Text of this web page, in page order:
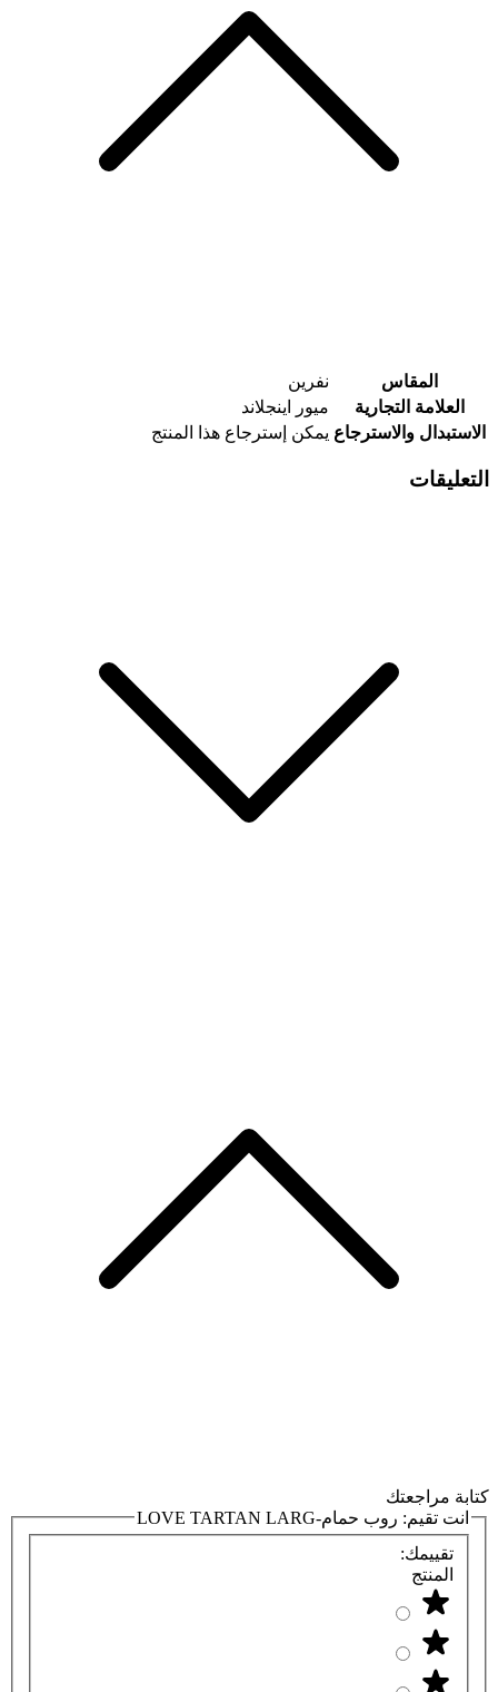
المقاس
نفرين
العلامة التجارية
ميور اينجلاند
الاستبدال والاسترجاع يمكن إسترجاع هذا المنتج
التعليقات
كتابة مراجعتك
انت تقيم: روب حمام-LOVE TARTAN LARG
تقييمك:
المنتج